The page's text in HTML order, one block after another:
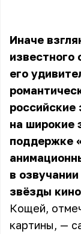
Иначе
известного
его
российские
на широкие
поддержке
в
звёзды
Кощей,
картины, —